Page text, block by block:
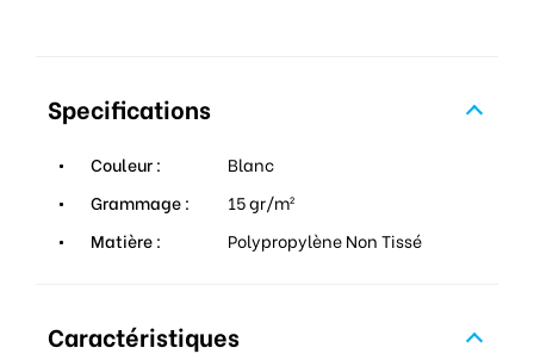
Specifications
Couleur :
Blanc
Grammage :
15 gr/m²
Matière :
Polypropylène Non Tissé
Caractéristiques